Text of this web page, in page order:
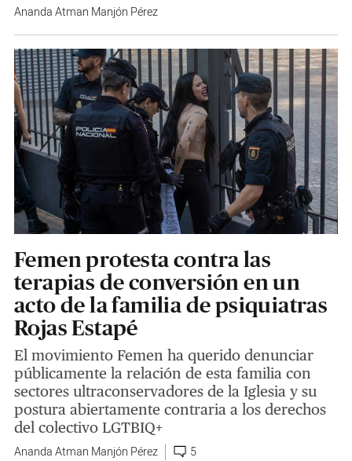
Ananda Atman Manjón Pérez
Femen protesta contra las
terapias de conversión en un
acto de la familia de psiquiatras
Rojas Estapé
El movimiento Femen ha querido denunciar
públicamente la relación de esta familia con
sectores ultraconservadores de la Iglesia y su
postura abiertamente contraria a los derechos
del colectivo LGTBIQ+
Ananda Atman Manjón Pérez 5